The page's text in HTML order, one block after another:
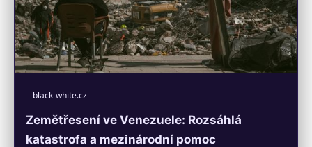
black-white.cz
Zemětřesení ve Venezuele: Rozsáhlá
katastrofa a mezinárodní pomoc